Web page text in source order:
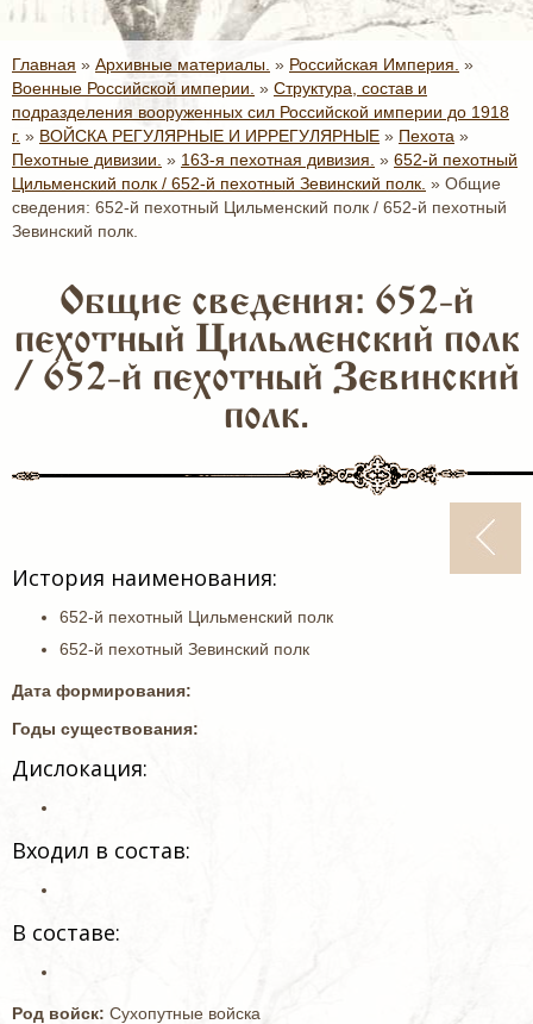
Главная » Архивные материалы. » Российская Империя. »
Военные Российской империи. » Структура, состав и
подразделения вооруженных сил Российской империи до 1918
г. » ВОЙСКА РЕГУЛЯРНЫЕ И ИРРЕГУЛЯРНЫЕ » Пехота »
Пехотные дивизии. » 163-я пехотная дивизия. » 652-й пехотный
Цильменский полк / 652-й пехотный Зевинский полк. » Общие
сведения: 652-й пехотный Цильменский полк / 652-й пехотный
Зевинский полк.
Общие сведения: 652-й
пехотный Цильменский полк
/ 652-й пехотный Зевинский
полк.
История наименования:
652-й пехотный Цильменский полк
652-й пехотный Зевинский полк
Дата формирования:
Годы существования:
Дислокация:
Входил в состав:
В составе:
Род войск: Сухопутные войска